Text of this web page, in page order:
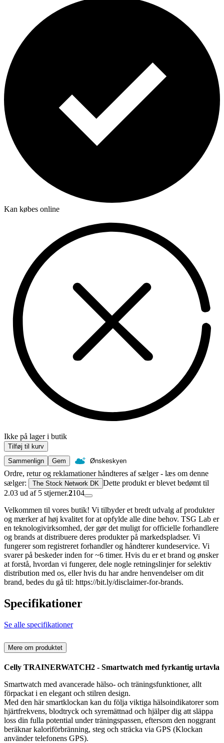
Kan købes online
Ikke på lager i butik
Tilføj til kurv
Sammenlign
Gem Ønskeskyen
Ordre, retur og reklamationer håndteres af sælger - læs om denne
sælger:
The Stock Network DK Dette produkt er blevet bedømt til
2.03 ud af 5 stjerner.2104
Velkommen til vores butik! Vi tilbyder et bredt udvalg af produkter
og mærker af høj kvalitet for at opfylde alle dine behov. TSG Lab er
en teknologivirksomhed, der gør det muligt for officielle forhandlere
og brands at distribuere deres produkter på markedspladser. Vi
fungerer som registreret forhandler og håndterer kundeservice. Vi
svarer på beskeder inden for ~6 timer. Hvis du er et brand og ønsker
at forstå, hvordan vi fungerer, dele nogle retningslinjer for selektiv
distribution med os, eller hvis du har andre henvendelser om dit
brand, bedes du gå til: https://bit.ly/disclaimer-for-brands.
Specifikationer
Se alle specifikationer
Mere om produktet
Celly TRAINERWATCH2 - Smartwatch med fyrkantig urtavla
Smartwatch med avancerade hälso- och träningsfunktioner, allt
förpackat i en elegant och stilren design.
Med den här smartklockan kan du följa viktiga hälsoindikatorer som
hjärtfrekvens, blodtryck och syremättnad och hjälper dig att släppa
loss din fulla potential under träningspassen, eftersom den noggrant
beräknar kaloriförbränning, steg och sträcka via GPS (Klockan
använder telefonens GPS).